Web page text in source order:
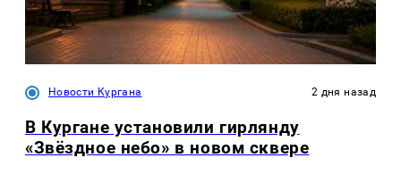
Новости Кургана 2 дня назад
В Кургане установили гирлянду
«Звёздное небо» в новом сквере